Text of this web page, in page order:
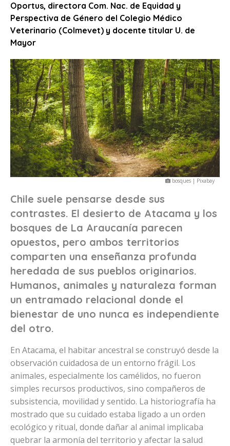
Oportus, directora Com. Nac. de Equidad y
Perspectiva de Género del Colegio Médico
Veterinario (Colmevet) y docente titular U. de
Mayor
bosques | Pixabay
Chile suele pensarse desde sus
contrastes. El desierto de Atacama y los
bosques de La Araucanía parecen
opuestos, pero ambos territorios
comparten una enseñanza profunda
heredada de sus pueblos originarios.
Humanos, animales y naturaleza forman
un entramado relacional donde el
bienestar de uno nunca es independiente
del otro.
En Atacama, el habitar ancestral se construyó desde la
observación cuidadosa de un entorno frágil. Los
animales, especialmente los camélidos, no fueron
simples recursos productivos, sino compañeros de
subsistencia, movilidad y sentido. La historiografía ha
mostrado que su cuidado estaba ligado a un orden
ecológico y ritual, donde dañar al animal implicaba
quebrar la armonía del territorio y afectar la salud